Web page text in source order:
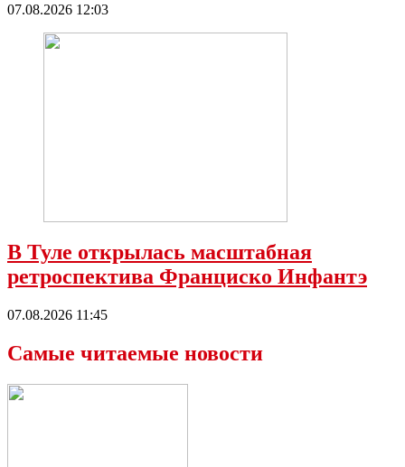
07.08.2026 12:03
В Туле открылась масштабная
ретроспектива Франциско Инфантэ
07.08.2026 11:45
Самые читаемые новости